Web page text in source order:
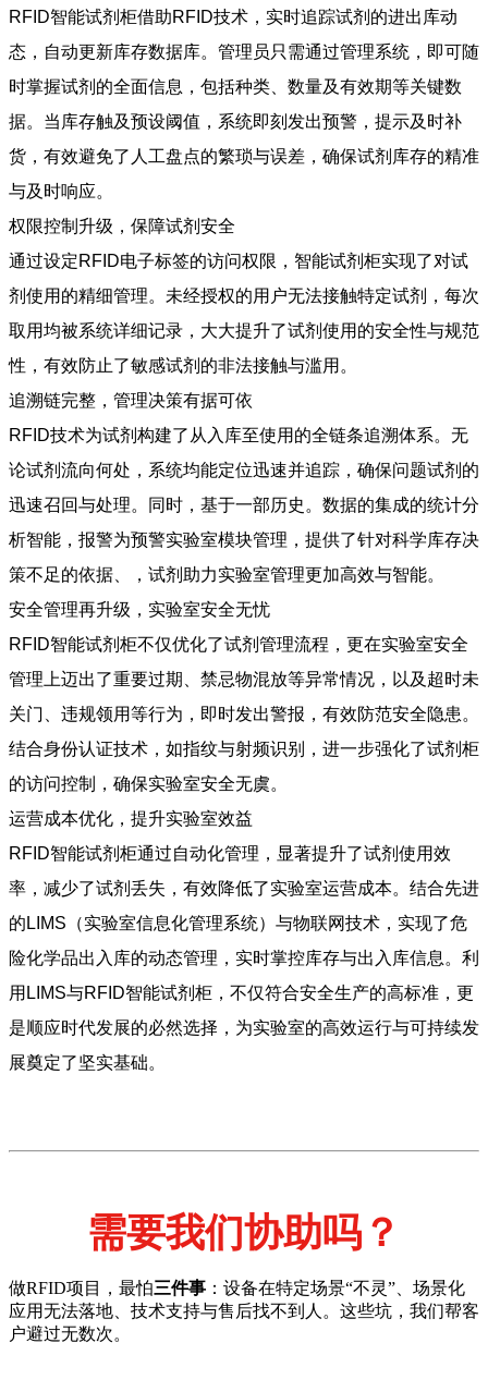
RFID智能试剂柜借助RFID技术，实时追踪试剂的进出库动
态，自动更新库存数据库。管理员只需通过管理系统，即可随
时掌握试剂的全面信息，包括种类、数量及有效期等关键数
据。当库存触及预设阈值，系统即刻发出预警，提示及时补
货，有效避免了人工盘点的繁琐与误差，确保试剂库存的精准
与及时响应。
权限控制升级，保障试剂安全
通过设定RFID电子标签的访问权限，智能试剂柜实现了对试
剂使用的精细管理。未经授权的用户无法接触特定试剂，每次
取用均被系统详细记录，大大提升了试剂使用的安全性与规范
性，有效防止了敏感试剂的非法接触与滥用。
追溯链完整，管理决策有据可依
RFID技术为试剂构建了从入库至使用的全链条追溯体系。无
论试剂流向何处，系统均能定位迅速并追踪，确保问题试剂的
迅速召回与处理。同时，基于一部历史。数据的集成的统计分
析智能，报警为预警实验室模块管理，提供了针对科学库存决
策不足的依据、，试剂助力实验室管理更加高效与智能。
安全管理再升级，实验室安全无忧
RFID智能试剂柜不仅优化了试剂管理流程，更在实验室安全
管理上迈出了重要过期、禁忌物混放等异常情况，以及超时未
关门、违规领用等行为，即时发出警报，有效防范安全隐患。
结合身份认证技术，如指纹与射频识别，进一步强化了试剂柜
的访问控制，确保实验室安全无虞。
运营成本优化，提升实验室效益
RFID智能试剂柜通过自动化管理，显著提升了试剂使用效
率，减少了试剂丢失，有效降低了实验室运营成本。结合先进
的LIMS（实验室信息化管理系统）与物联网技术，实现了危
险化学品出入库的动态管理，实时掌控库存与出入库信息。利
用LIMS与RFID智能试剂柜，不仅符合安全生产的高标准，更
是顺应时代发展的必然选择，为实验室的高效运行与可持续发
展奠定了坚实基础。
需要我们协助吗？
做RFID项目，最怕三件事 ：设备在特定场景“不灵”、场景化
应用无法落地、技术支持与售后找不到人。这些坑，我们帮客
户避过无数次。